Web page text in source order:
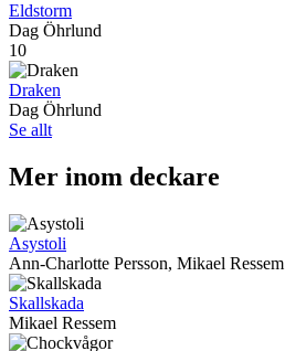
Eldstorm
Dag Öhrlund
10
Draken
Dag Öhrlund
Se allt
Mer inom deckare
Asystoli
Ann-Charlotte Persson, Mikael Ressem
Skallskada
Mikael Ressem